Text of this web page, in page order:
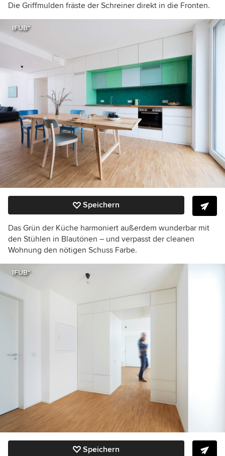
Die Griffmulden fräste der Schreiner direkt in die Fronten.
IFUB*
Speichern
Das Grün der Küche harmoniert außerdem wunderbar mit
den Stühlen in Blautönen – und verpasst der cleanen
Wohnung den nötigen Schuss Farbe.
IFUB*
Speichern